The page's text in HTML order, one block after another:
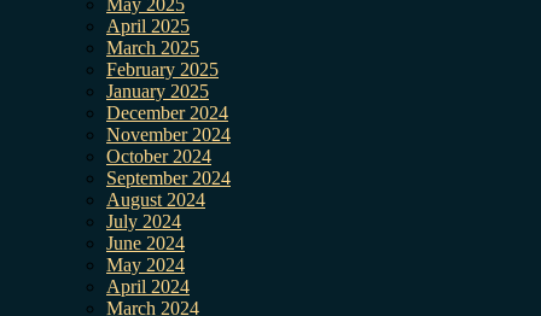
May 2025
April 2025
March 2025
February 2025
January 2025
December 2024
November 2024
October 2024
September 2024
August 2024
July 2024
June 2024
May 2024
April 2024
March 2024